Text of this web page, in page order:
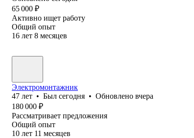
65 000 ₽
Активно ищет работу
Общий опыт
16 лет 8 месяцев
Электромонтажник
47 лет • Был сегодня • Обновлено вчера
180 000 ₽
Рассматривает предложения
Общий опыт
10 лет 11 месяцев